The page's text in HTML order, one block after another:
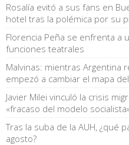
Rosalía evitó a sus fans en
hotel tras la polémica por su
Florencia Peña se enfrenta a
funciones teatrales
Malvinas: mientras Argentina
empezó a cambiar el mapa
Javier Milei vinculó la crisis
«fracaso del modelo
Tras la suba de la AUH, ¿qué
agosto?